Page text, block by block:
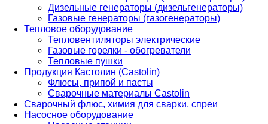
Дизельные генераторы (дизельгенераторы)
Газовые генераторы (газогенераторы)
Тепловое оборудование
Тепловентиляторы электрические
Газовые горелки - обогреватели
Тепловые пушки
Продукция Кастолин (Castolin)
Флюсы, припой и пасты
Сварочные материалы Castolin
Сварочный флюс, химия для сварки, спреи
Насосное оборудование